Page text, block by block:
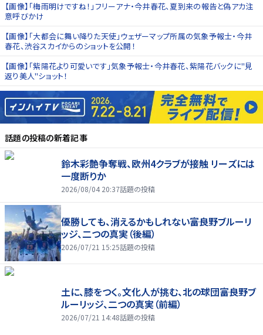
【画像】「梅雨明けですね！」フリーアナ・今井春花、夏到来の報告と偽アカ注
意呼びかけ
【画像】「大都会に舞い降りた天使」ウェザーマップ所属の気象予報士・今井
春花、渋谷スカイからのショットを公開！
【画像】「紫陽花より可愛いです」気象予報士・今井春花、紫陽花バックに"見
返り美人"ショット！
話題の投稿の新着記事
鈴木彩艶争奪戦、欧州4クラブが接触 リーズには
一度断りか
2026/08/04 20:37話題の投稿
優勝しても、消えるかもしれない――富良野ブルーリ
ッジ、二つの真実（後編）
2026/07/21 15:25話題の投稿
土に、膝をつく。文化人が挑む、北の球団――富良野ブ
ルーリッジ、二つの真実（前編）
2026/07/21 14:48話題の投稿